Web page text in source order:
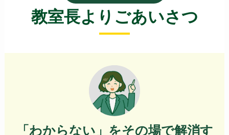
教室長よりごあいさつ
「わからない」をその場で解消す